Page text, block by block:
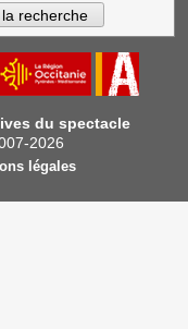
du spectacle
2026
légales